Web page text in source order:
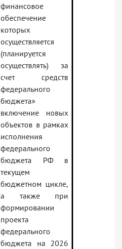
финансовое
обеспечение
которых
осуществляется
(планируется
осуществлять) за
счет средств
федерального
бюджета»
включение новых
объектов в рамках
исполнения
федерального
бюджета РФ в
текущем
бюджетном цикле,
а также при
формировании
проекта
федерального
бюджета на 2026